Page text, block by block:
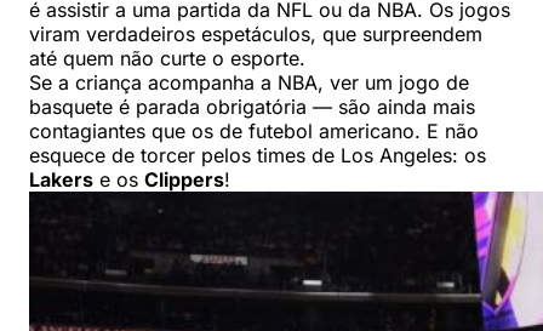
é assistir a uma partida da NFL ou da NBA. Os jogos
viram verdadeiros espetáculos, que surpreendem
até quem não curte o esporte.
Se a criança acompanha a NBA, ver um jogo de
basquete é parada obrigatória — são ainda mais
contagiantes que os de futebol americano. E não
esquece de torcer pelos times de Los Angeles: os
Lakers e os Clippers!